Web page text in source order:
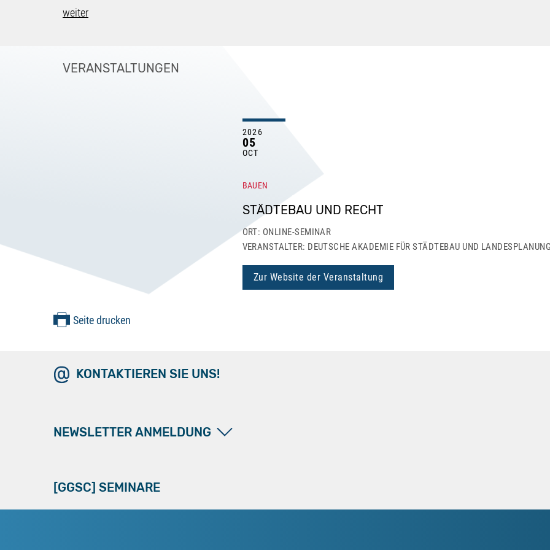
weiter
VERANSTALTUNGEN
2026
05
OCT
BAUEN
STÄDTEBAU UND RECHT
ORT: ONLINE-SEMINAR
VERANSTALTER: DEUTSCHE AKADEMIE FÜR STÄDTEBAU UND
Zur Website der Veranstaltung
Seite drucken
KONTAKTIEREN SIE UNS!
NEWSLETTER ANMELDUNG
[GGSC] SEMINARE